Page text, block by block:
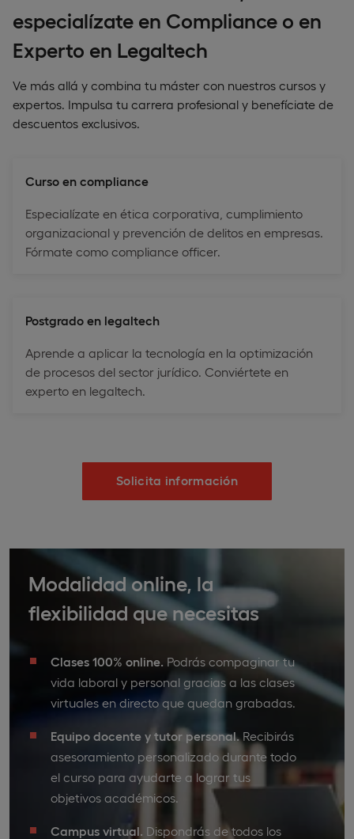
especialízate en Compliance o en
Experto en Legaltech
Ve más allá y combina tu máster con nuestros cursos y
expertos. Impulsa tu carrera profesional y benefíciate de
descuentos exclusivos.
Curso en compliance
Especialízate en ética corporativa, cumplimiento
organizacional y prevención de delitos en empresas.
Fórmate como compliance officer.
Postgrado en legaltech
Aprende a aplicar la tecnología en la optimización
de procesos del sector jurídico. Conviértete en
experto en legaltech.
Solicita información
Modalidad online, la
flexibilidad que necesitas
Clases 100% online. Podrás compaginar tu
vida laboral y personal gracias a las clases
virtuales en directo que quedan grabadas.
Equipo docente y tutor personal.Recibirás
asesoramiento personalizado durante todo
el curso para ayudarte a lograr tus
objetivos académicos.
Campus virtual. Dispondrás de todos los